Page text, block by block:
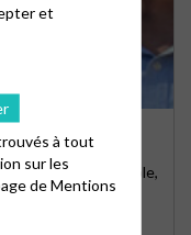
2022-2026
de la Cepple,
…
et
à tout
sur les
deMentions